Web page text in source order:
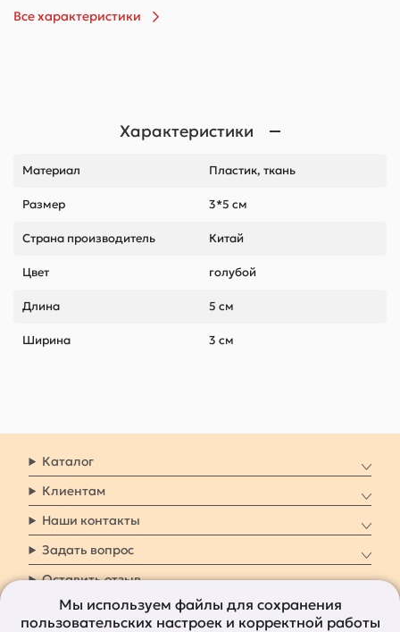
Все характеристики
Характеристики
Материал Пластик, ткань
Размер 3*5 см
Страна производитель Китай
Цвет голубой
Длина 5 см
Ширина 3 см
Каталог
Клиентам
Наши контакты
Задать вопрос
Оставить отзыв
8 800 7009 161 Заказать звонок
Мы используем файлы для сохранения
пользовательских настроек и корректной работы